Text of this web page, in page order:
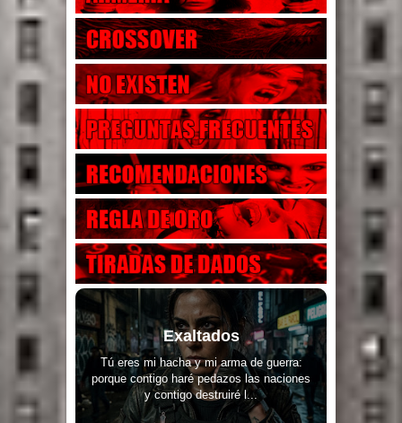
Exaltados
Tú eres mi hacha y mi arma de guerra:
porque contigo haré pedazos las naciones
y contigo destruiré l...